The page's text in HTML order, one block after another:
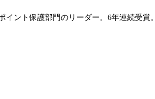
イント保護部門のリーダー。6年連続受賞。